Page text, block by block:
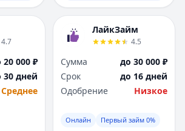
4.7
20 000 ₽
30 дней
Среднее
ЛайкЗайм
4.5
Сумма
до 30 000 ₽
Срок
до 16 дней
Одобрение
Низкое
Онлайн Первый займ 0%